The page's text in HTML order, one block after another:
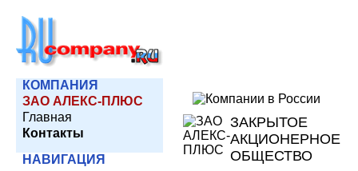
КОМПАНИЯ
ЗАО АЛЕКС-ПЛЮС
Главная
Контакты
НАВИГАЦИЯ
ЗАКРЫТОЕ
АКЦИОНЕРНОЕ
ОБЩЕСТВО